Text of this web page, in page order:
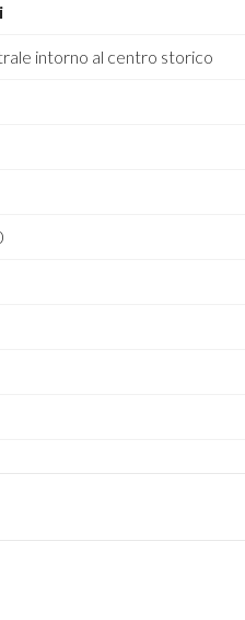
intorno al centro storico